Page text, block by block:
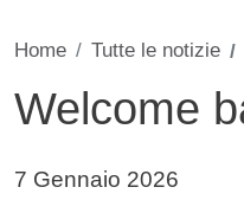
Home Tutte le notizie
Welcome
Data di pubblicazione
7 Gennaio 2026